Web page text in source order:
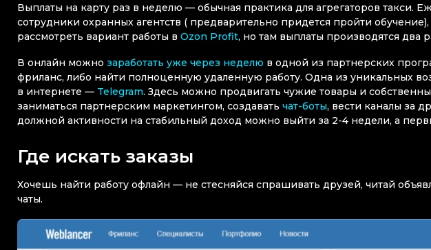
Выплаты на карту раз в неделю — обычная практика для агрегаторов такси.
сотрудники охранных агентств ( предварительно придется пройти
рассмотреть вариант работы в Ozon Profit, но там выплаты производятся два
В онлайн можно заработать уже через неделю в одной из партнерских
фриланс, либо найти полноценную удаленную работу. Одна из уникальных
в интернете — Telegram. Здесь можно продвигать чужие товары и
заниматься партнерским маркетингом, создавать чат-боты, вести каналы за
должной активности на стабильный доход можно выйти за 2-4 недели, а
Где искать заказы
Хочешь найти работу офлайн — не стесняйся спрашивать друзей, читай
чаты.